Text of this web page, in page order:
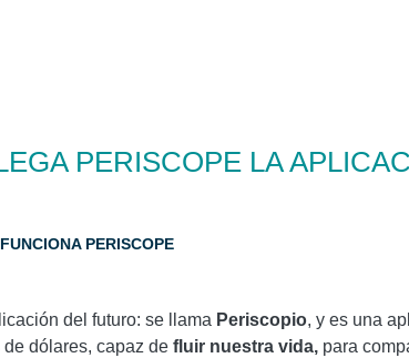
PERISCOPE LA
PERISCOPE
del futuro: se llama Periscopio, y es una
dólares, capaz de fluir nuestra vida, para